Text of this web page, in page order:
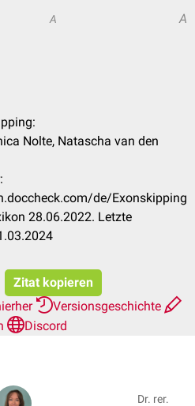
A A
Nolte, Natascha van den
de/Exonskipping
28.06.2022. Letzte
Zitat kopieren
Versionsgeschichte
Discord
Dr. rer.